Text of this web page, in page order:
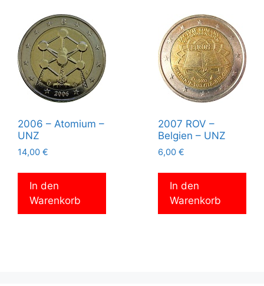
2006 – Atomium –
UNZ
14,00 €
In den
Warenkorb
2007 ROV –
Belgien – UNZ
6,00 €
In den
Warenkorb